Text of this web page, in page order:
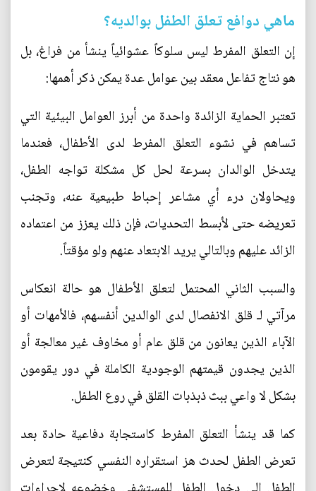
ماهي دوافع تعلق الطفل بوالديه؟
إن التعلق المفرط ليس سلوكاً عشوائياً ينشأ من فراغ، بل
هو نتاج تفاعل معقد بين عوامل عدة يمكن ذكر أهمها:
تعتبر الحماية الزائدة واحدة من أبرز العوامل البيئية التي
تساهم في نشوء التعلق المفرط لدى الأطفال، فعندما
يتدخل الوالدان بسرعة لحل كل مشكلة تواجه الطفل،
ويحاولان درء أي مشاعر إحباط طبيعية عنه، وتجنب
تعريضه حتى لأبسط التحديات، فإن ذلك يعزز من اعتماده
الزائد عليهم وبالتالي يريد الابتعاد عنهم ولو مؤقتاً.
والسبب الثاني المحتمل لتعلق الأطفال هو حالة انعكاس
مرآتي لـ قلق الانفصال لدى الوالدين أنفسهم، فالأمهات أو
الآباء الذين يعانون من قلق عام أو مخاوف غير معالجة أو
الذين يجدون قيمتهم الوجودية الكاملة في دور يقومون
بشكل لا واعي ببث ذبذبات القلق في روع الطفل.
كما قد ينشأ التعلق المفرط كاستجابة دفاعية حادة بعد
تعرض الطفل لحدث هز استقراره النفسي كنتيجة لتعرض